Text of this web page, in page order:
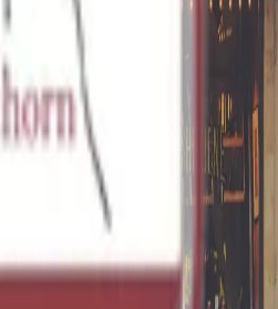
vindt u alle informatie die u